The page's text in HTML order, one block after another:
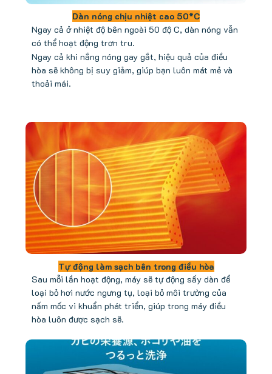
Dàn nóng chịu nhiệt cao 50*C
Ngay cả ở nhiệt độ bên ngoài 50 độ C, dàn nóng vẫn
có thể hoạt động trơn tru.
Ngay cả khi nắng nóng gay gắt, hiệu quả của điều
hòa sẽ không bị suy giảm, giúp bạn luôn mát mẻ và
thoải mái.
Tự động làm sạch bên trong điều hòa
Sau mỗi lần hoạt động, máy sẽ tự động sấy dàn để
loại bỏ hơi nước ngưng tụ, loại bỏ môi trường của
nấm mốc vi khuẩn phát triển, giúp trong máy điều
hòa luôn được sạch sẽ.